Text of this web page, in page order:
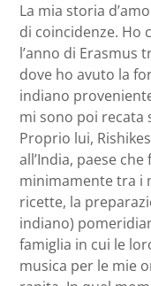
La mia storia
di coincidenze. Ho
l’anno di Erasmus
dove ho avuto la
indiano
mi sono poi recata
Proprio lui,
all’India, paese
minimamente tra i
ricette, la
indiano)
famiglia in cui le
musica per le mie